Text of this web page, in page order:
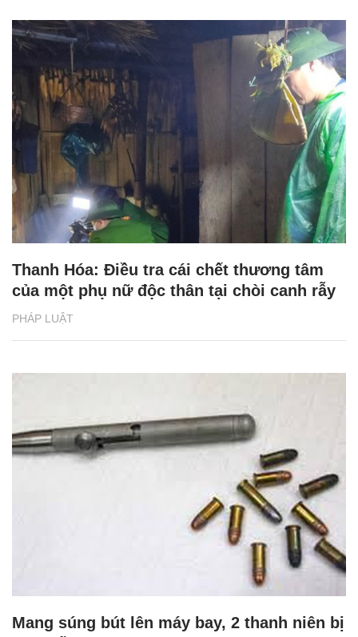
PHÁP LUẬT
Thanh Hóa: Điều tra cái chết thương tâm
của một phụ nữ độc thân tại chòi canh rẫy
Mang súng bút lên máy bay, 2 thanh niên bị